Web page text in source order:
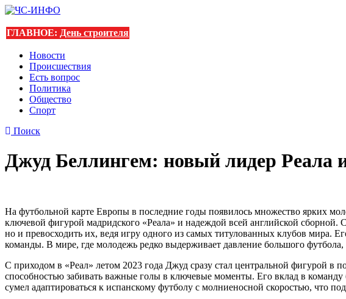
ГЛАВНОЕ: День строителя
Новости
Происшествия
Есть вопрос
Политика
Общество
Спорт
Поиск
Джуд Беллингем: новый лидер Реала
На футбольной карте Европы в последние годы появилось множество ярких
ключевой фигурой мадридского «Реала» и надеждой всей английской
но и превосходить их, ведя игру одного из самых титулованных клубов мира.
команды. В мире, где молодежь редко выдерживает давление большого
С приходом в «Реал» летом 2023 года Джуд сразу стал центральной фигурой в
способностью забивать важные голы в ключевые моменты. Его вклад в
сумел адаптироваться к испанскому футболу с молниеносной скоростью, что